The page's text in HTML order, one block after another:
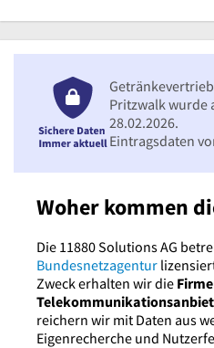
Woher kommen
Die 11880 Solutions AG
Bundesnetzagentur
Zweck erhalten wir die
reichern wir mit Daten aus
Eigenrecherche und
Pritzwalk wurde
28.02.2026.
Eintragsdaten